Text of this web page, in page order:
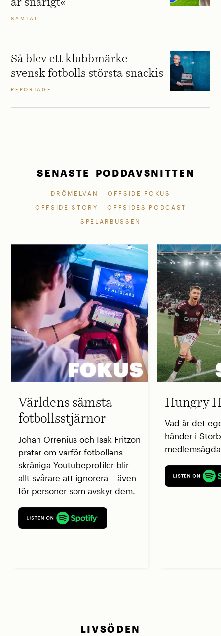
är snårigt«
SAMTAL
Så blev ett klubbmärke
svensk fotbolls största snackis
REPORTAGE
SENASTE PODDAVSNITTEN
DRÖMELVAN
OFFSIDE FOKUS
OFFSIDE STORY
OFFSIDES PODCAST
SPELARBUSSEN
Världens sämsta
fotbollsstjärnor
Johan Orrenius och Isak Fritzon
pratar om varför fotbollens
skräniga Youtubeprofiler blir
allt svårare att ignorera – även
för personer som avskyr dem.
Hungry
Vad är det
händer i
LIVSÖDEN